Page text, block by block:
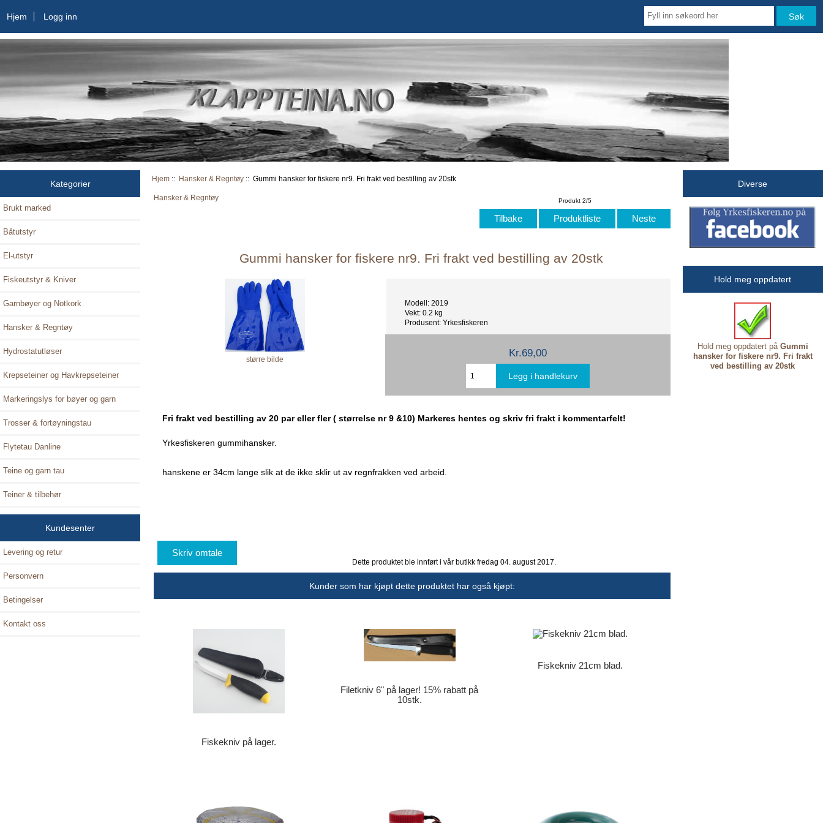
Hjem Logg inn
Kategorier
Brukt marked
Båtutstyr
El-utstyr
Fiskeutstyr & Kniver
Garnbøyer og Notkork
Hansker & Regntøy
Hydrostatutløser
Krepseteiner og Havkrepseteiner
Markeringslys for bøyer og garn
Trosser & fortøyningstau
Flytetau Danline
Teine og garn tau
Teiner & tilbehør
Kundesenter
Levering og retur
Personvern
Betingelser
Kontakt oss
Hjem:: Hansker & Regntøy:: Gummi hansker for fiskere nr9. Fri frakt ved bestilling av 20stk
Hansker & Regntøy Produkt 2/5
Tilbake Produktliste Neste
Gummi hansker for fiskere nr9. Fri frakt ved bestilling av 20stk
større bilde
Modell: 2019
Vekt: 0.2 kg
Produsent: Yrkesfiskeren
Kr.69,00
Fri frakt ved bestilling av 20 par eller fler ( størrelse nr 9 &10) Markeres hentes og skriv fri frakt i kommentarfelt!
Yrkesfiskeren gummihansker.
hanskene er 34cm lange slik at de ikke sklir ut av regnfrakken ved arbeid.
Skriv omtale
Dette produktet ble innført i vår butikk fredag 04. august 2017.
Kunder som har kjøpt dette produktet har også kjøpt:
Fiskekniv på lager.
Filetkniv 6" på lager! 15% rabatt på
10stk.
Fiskekniv 21cm blad.
Diverse
Hold meg oppdatert
Hold meg oppdatert på Gummi
hansker for fiskere nr9. Fri frakt
ved bestilling av 20stk